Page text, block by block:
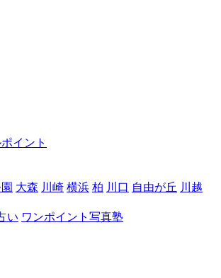
イント
大森 川崎 横浜 柏 川口 自由が丘 川越
い ワンポイント写真塾